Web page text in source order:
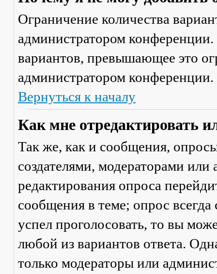
Ограничение количества
администратором
вариантов, превышающее это
администратором конференции.
Вернуться к началу
Как мне отредактировать
Так же, как и сообщения,
создателями, модераторами
редактирования опроса
сообщения в теме; опрос
успел проголосовать, то вы
любой из вариантов ответа.
только модераторы или